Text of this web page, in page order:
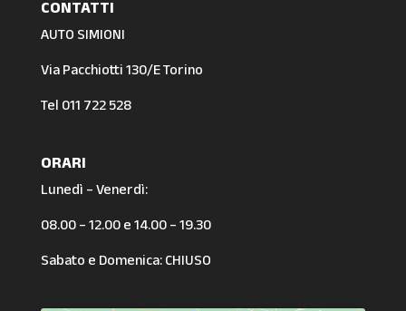
CONTATTI
AUTO SIMIONI
Via Pacchiotti 130/E Torino
Tel011 722 528
ORARI
Lunedì – Venerdì:
08.00 – 12.00 e 14.00 – 19.30
Sabato e Domenica: CHIUSO